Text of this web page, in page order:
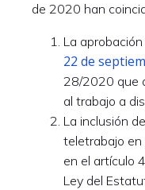
de 2020 han
La
22 de
28/2020 que
al trabajo a
La inclusión
teletrabajo en
en el artículo
Ley del